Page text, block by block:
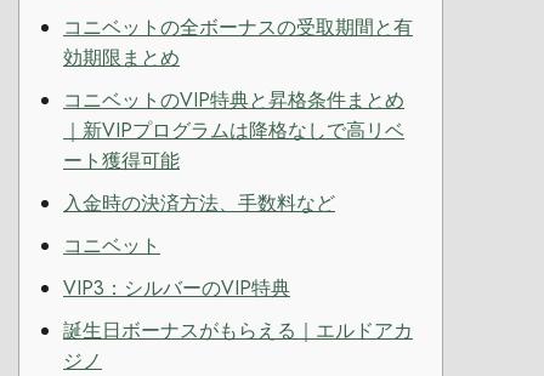
コニベットの全ボーナスの受取期間と有
効期限まとめ
コニベットのVIP特典と昇格条件まとめ
｜新VIPプログラムは降格なしで高リベ
ート獲得可能
入金時の決済方法、手数料など
コニベット
VIP3：シルバーのVIP特典
誕生日ボーナスがもらえる｜エルドアカ
ジノ